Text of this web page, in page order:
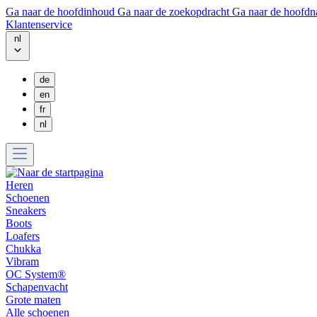
Ga naar de hoofdinhoud Ga naar de zoekopdracht Ga naar de
Klantenservice
nl
de
en
fr
nl
Heren
Schoenen
Sneakers
Boots
Loafers
Chukka
Vibram
OC System®
Schapenvacht
Grote maten
Alle schoenen